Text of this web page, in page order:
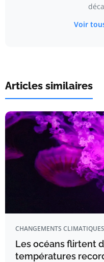
Voir
Articles similaires
CHANGEMENTS CLIMATIQUES
Les océans flirtent
températures